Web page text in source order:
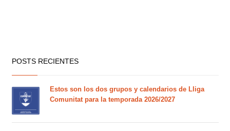
POSTS RECIENTES
Estos son los dos grupos y calendarios de Lliga
Comunitat para la temporada 2026/2027